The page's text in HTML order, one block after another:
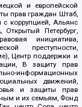
и европейской
прав граждан Штаб,
коррупцией, Альянс
Петербург,
инициатива,
преступности,
Центр поддержки и
В защиту прав
информационных
движений,
и защиты прав
и их семьям, Фонд